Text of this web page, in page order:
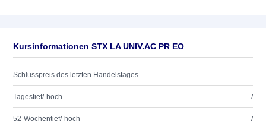
Kursinformationen STX LA UNIV.AC PR EO
Schlusspreis des letzten Handelstages
Tagestief/-hoch /
52-Wochentief/-hoch /